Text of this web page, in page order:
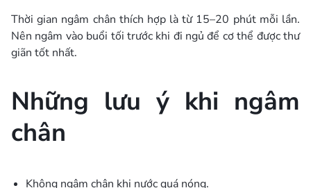
Thời gian ngâm chân thích hợp là từ 15–20 phút mỗi lần.
Nên ngâm vào buổi tối trước khi đi ngủ để cơ thể được thư
giãn tốt nhất.
Những lưu ý khi ngâm
chân
Không ngâm chân khi nước quá nóng.